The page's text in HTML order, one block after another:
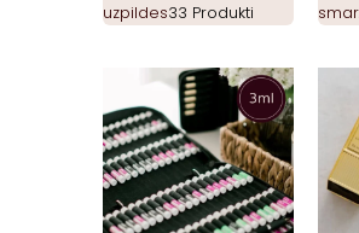
uzpildes33 Produkti